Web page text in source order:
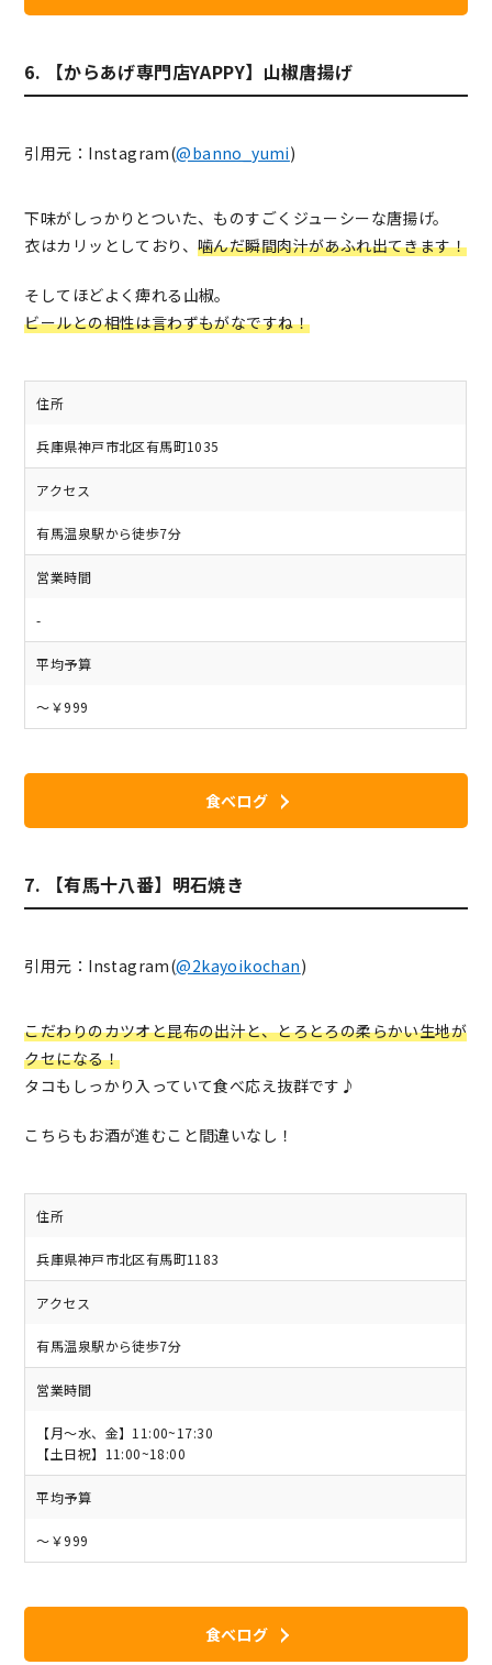
6. 【からあげ専門店YAPPY】山椒唐揚げ
引用元：Instagram(@banno_yumi)
下味がしっかりとついた、ものすごくジューシーな唐揚げ。
衣はカリッとしており、噛んだ瞬間肉汁があふれ出てきます！
そしてほどよく痺れる山椒。
ビールとの相性は言わずもがなですね！
住所
兵庫県神戸市北区有馬町1035
アクセス
有馬温泉駅から徒歩7分
営業時間
-
平均予算
～￥999
食べログ
7. 【有馬十八番】明石焼き
引用元：Instagram(@2kayoikochan)
こだわりのカツオと昆布の出汁と、とろとろの柔らかい生地が
クセになる！
タコもしっかり入っていて食べ応え抜群です♪
こちらもお酒が進むこと間違いなし！
住所
兵庫県神戸市北区有馬町1183
アクセス
有馬温泉駅から徒歩7分
営業時間
【月～水、金】11:00~17:30
【土日祝】11:00~18:00
平均予算
～￥999
食べログ